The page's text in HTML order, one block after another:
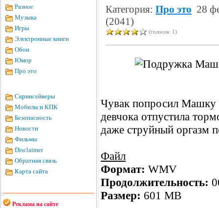
Разное
Музыка
Игры
Электронные книги
Обои
Юмор
Про это
Скринсейверы
Мобилы и КПК
Безопасность
Новости
Фильмы
Disclaimer
Обратная связь
Карта сайта
Реклама на сайте
Категория: Про это 28
(2041)
(голосов: 1)
Чувак попросил Машку
девчока отпустила
даже струйный оргазм
Файл
Формат: WMV
Продолжительность:
Размер: 601 MB